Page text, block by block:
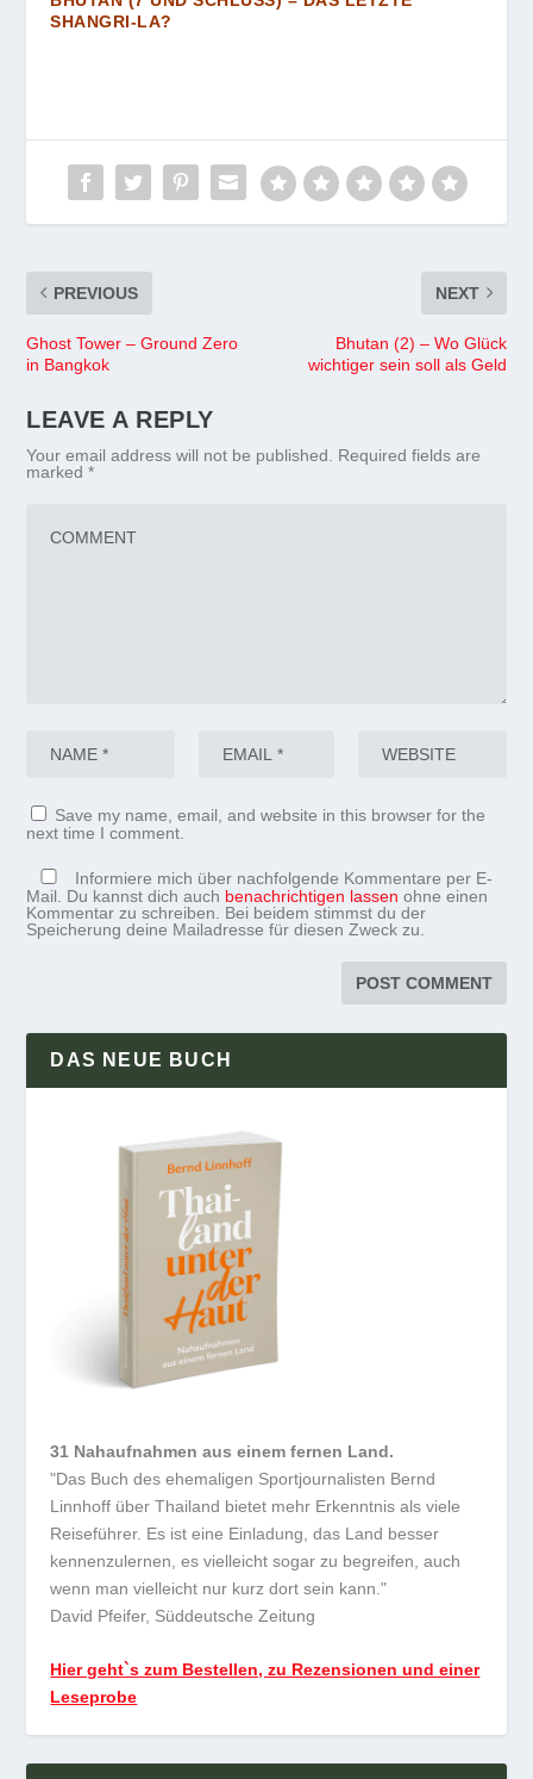
SHANGRI-LA?
PREVIOUS
Ghost Tower – Ground Zero
in Bangkok
NEXT
Bhutan (2) – Wo Glück
wichtiger sein soll als Geld
LEAVE A REPLY
Your email address will not be published.
Required fields are
marked*
Save my name, email, and website in this browser for the
next time I comment.
Informiere mich über nachfolgende Kommentare per E-
Mail. Du kannst dich auch benachrichtigen lassen ohne einen
Kommentar zu schreiben. Bei beidem stimmst du der
Speicherung deine Mailadresse für diesen Zweck zu.
DAS NEUE BUCH
31 Nahaufnahmen aus einem fernen Land.
"Das Buch des ehemaligen Sportjournalisten Bernd
Linnhoff über Thailand bietet mehr Erkenntnis als viele
Reiseführer. Es ist eine Einladung, das Land besser
kennenzulernen, es vielleicht sogar zu begreifen, auch
wenn man vielleicht nur kurz dort sein kann."
David Pfeifer, Süddeutsche Zeitung
Hier geht`s zum Bestellen, zu Rezensionen und einer
Leseprobe